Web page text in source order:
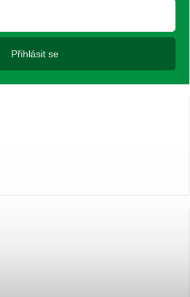
Přihlásit se